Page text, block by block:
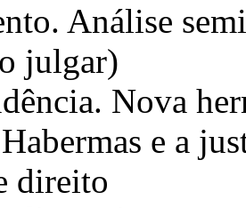
Análise
julgar)
Nova
e a
direito